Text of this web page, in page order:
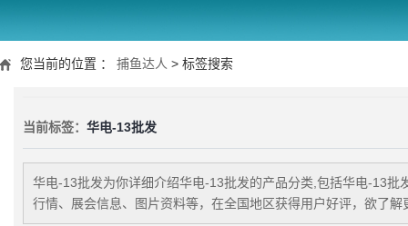
您当前的位置 ： 捕鱼达人 > 标签搜索
当前标签： 华电-13批发
华电-13批发为你详细介绍华电-13批发的产品分类,包括华电-13批
行情、展会信息、图片资料等，在全国地区获得用户好评，欲了